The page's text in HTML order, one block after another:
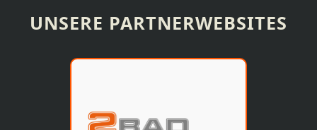
UNSERE PARTNERWEBSITES